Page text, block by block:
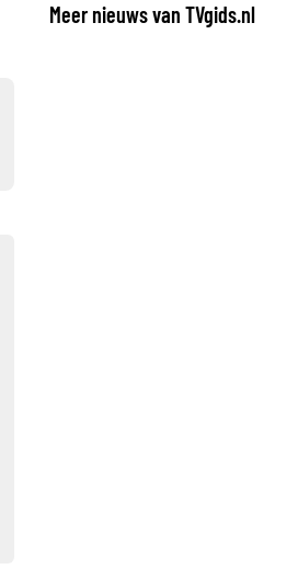
Meer nieuws van TVgids.nl